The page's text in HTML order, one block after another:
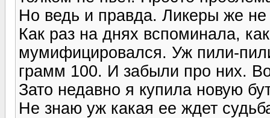
Но ведь и правда. Ликеры же
Как раз на днях вспоминала,
мумифицировался. Уж пили-
грамм 100. И забыли про них.
Зато недавно я купила новую
Не знаю уж какая ее ждет